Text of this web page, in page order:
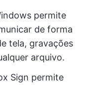
permite
de forma
tela, gravações
arquivo.
Sign permite